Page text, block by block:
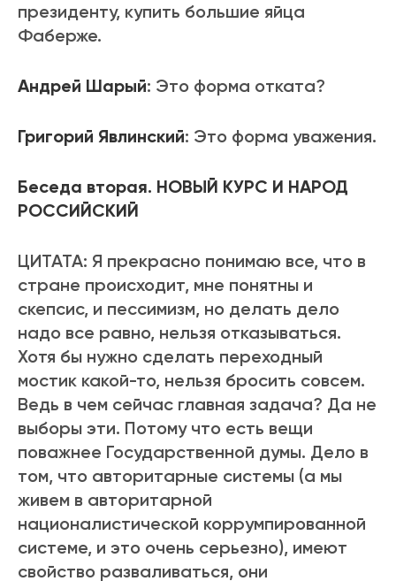
президенту, купить большие яйца
Фаберже.
Андрей Шарый: Это форма отката?
Григорий Явлинский: Это форма уважения.
Беседа вторая. НОВЫЙ КУРС И НАРОД
РОССИЙСКИЙ
ЦИТАТА: Я прекрасно понимаю все, что в
стране происходит, мне понятны и
скепсис, и пессимизм, но делать дело
надо все равно, нельзя отказываться.
Хотя бы нужно сделать переходный
мостик какой-то, нельзя бросить совсем.
Ведь в чем сейчас главная задача? Да не
выборы эти. Потому что есть вещи
поважнее Государственной думы. Дело в
том, что авторитарные системы (а мы
живем в авторитарной
националистической коррумпированной
системе, и это очень серьезно), имеют
свойство разваливаться, они